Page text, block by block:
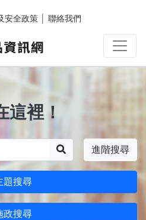
安全政策 聯絡我們
這裡！
進階搜尋
題搜尋
政搜尋